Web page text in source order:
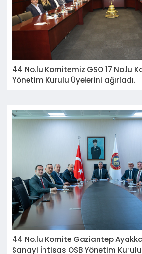
44 No.lu Komitemiz GSO 17 No.lu
Yönetim Kurulu Üyelerini ağırladı.
44 No.lu Komite Gaziantep
Sanayi İhtisas OSB Yönetim Kurulu